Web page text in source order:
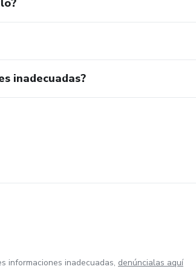
inadecuadas?
informaciones inadecuadas, denúncialas aquí